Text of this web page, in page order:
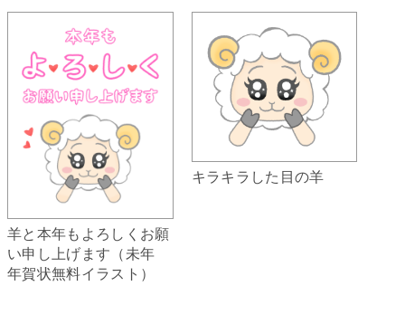
羊と本年もよろしくお願
い申し上げます（未年
年賀状無料イラスト）
キラキラした目の羊